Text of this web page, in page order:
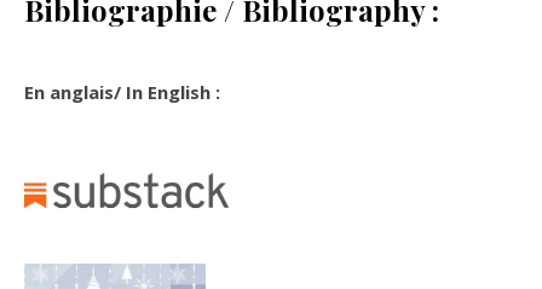
Bibliographie / Bibliography :
En anglais/ In English :